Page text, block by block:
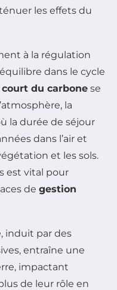
les effets du
à la régulation
dans le cycle
du carbone se
la
la durée de séjour
dans l’air et
et les sols.
est vital pour
de gestion
induit par des
entraîne une
impactant
de leur rôle en